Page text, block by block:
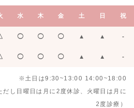
水 木 金 土 日 祝
◯ ◯ ◯ ▲ ▲ -
◯ ◯ ◯ ▲ ▲ -
※土日は9:30~13:00 14:00~18:00
し日曜日は月に2度休診、火曜日は月に
2度診療）